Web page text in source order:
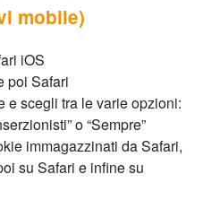
mobile)
iOS
poi Safari
e scegli tra le varie opzioni:
o “Sempre”
immagazzinati da Safari,
su Safari e infine su